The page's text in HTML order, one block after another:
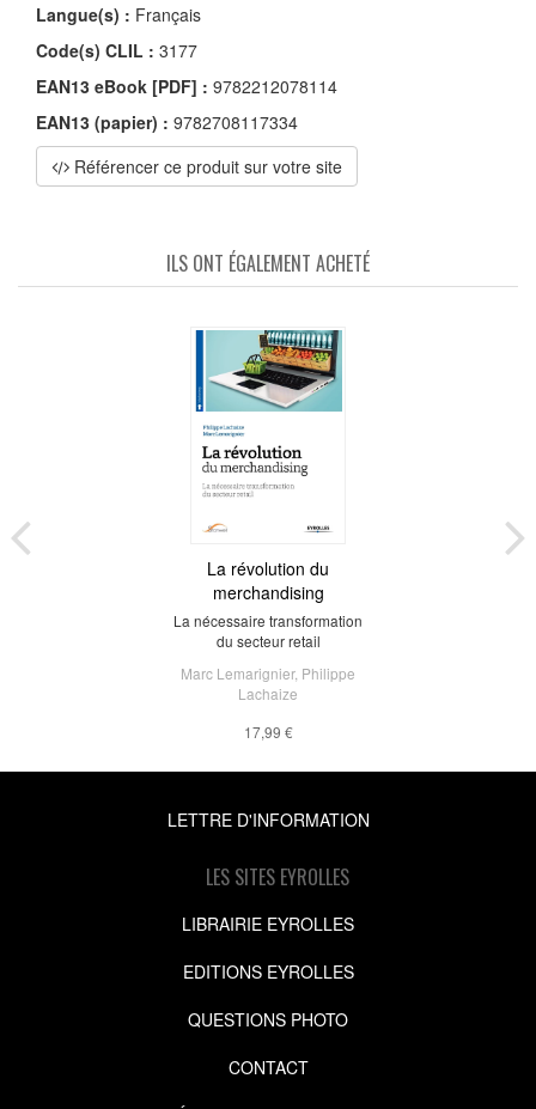
Langue(s) : Français
Code(s) CLIL : 3177
EAN13 eBook [PDF] : 9782212078114
EAN13 (papier) : 9782708117334
Référencer ce produit sur votre site
ILS ONT ÉGALEMENT ACHETÉ
La révolution du
merchandising
La nécessaire transformation
du secteur retail
Marc Lemarignier, Philippe
Lachaize
17,99 €
LETTRE D'INFORMATION
LES SITES EYROLLES
LIBRAIRIE EYROLLES
EDITIONS EYROLLES
QUESTIONS PHOTO
CONTACT